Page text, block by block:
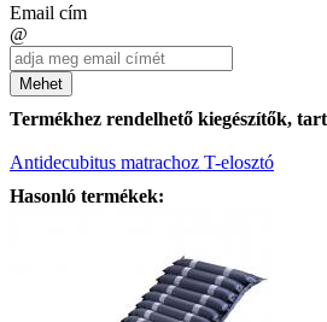
Email cím
@
Mehet
Termékhez rendelhető kiegészítők,
Antidecubitus matrachoz T-elosztó
Hasonló termékek: